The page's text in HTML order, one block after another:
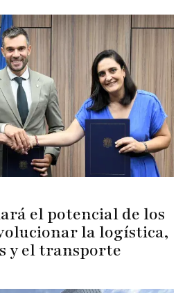
el potencial de los
la logística,
y el transporte